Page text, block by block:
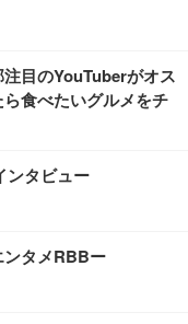
注目のYouTuberがオス
食べたいグルメをチ
ンタビュー
ンタメRBBー